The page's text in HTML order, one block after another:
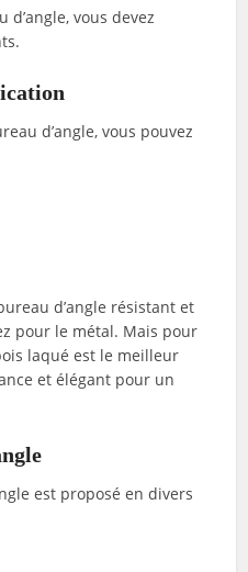
vous devez
d’angle, vous pouvez
d’angle résistant et
pour le métal. Mais pour
laqué est le meilleur
et élégant pour un
est proposé en divers